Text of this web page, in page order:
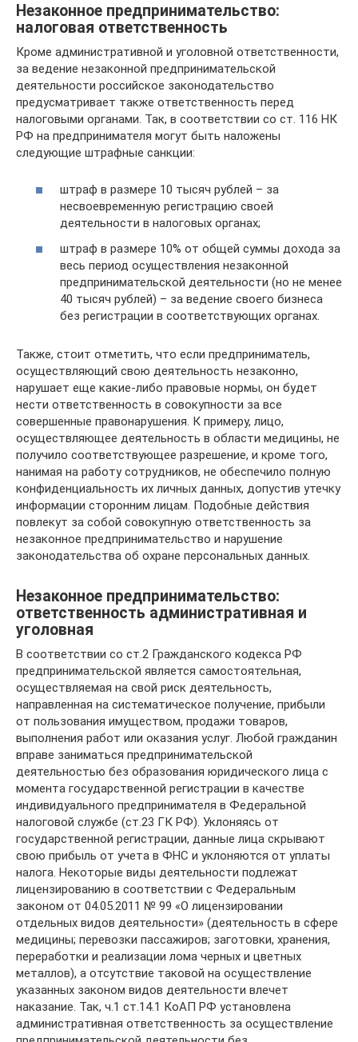
Незаконное предпринимательство:
налоговая ответственность
Кроме административной и уголовной ответственности,
за ведение незаконной предпринимательской
деятельности российское законодательство
предусматривает также ответственность перед
налоговыми органами. Так, в соответствии со ст. 116 НК
РФ на предпринимателя могут быть наложены
следующие штрафные санкции:
штраф в размере 10 тысяч рублей – за
несвоевременную регистрацию своей
деятельности в налоговых органах;
штраф в размере 10% от общей суммы дохода за
весь период осуществления незаконной
предпринимательской деятельности (но не менее
40 тысяч рублей) – за ведение своего бизнеса
без регистрации в соответствующих органах.
Также, стоит отметить, что если предприниматель,
осуществляющий свою деятельность незаконно,
нарушает еще какие-либо правовые нормы, он будет
нести ответственность в совокупности за все
совершенные правонарушения. К примеру, лицо,
осуществляющее деятельность в области медицины, не
получило соответствующее разрешение, и кроме того,
нанимая на работу сотрудников, не обеспечило полную
конфиденциальность их личных данных, допустив утечку
информации сторонним лицам. Подобные действия
повлекут за собой совокупную ответственность за
незаконное предпринимательство и нарушение
законодательства об охране персональных данных.
Незаконное предпринимательство:
ответственность административная и
уголовная
В соответствии со ст.2 Гражданского кодекса РФ
предпринимательской является самостоятельная,
осуществляемая на свой риск деятельность,
направленная на систематическое получение, прибыли
от пользования имуществом, продажи товаров,
выполнения работ или оказания услуг. Любой гражданин
вправе заниматься предпринимательской
деятельностью без образования юридического лица с
момента государственной регистрации в качестве
индивидуального предпринимателя в Федеральной
налоговой службе (ст.23 ГК РФ). Уклоняясь от
государственной регистрации, данные лица скрывают
свою прибыль от учета в ФНС и уклоняются от уплаты
налога. Некоторые виды деятельности подлежат
лицензированию в соответствии с Федеральным
законом от 04.05.2011 № 99 «О лицензировании
отдельных видов деятельности» (деятельность в сфере
медицины; перевозки пассажиров; заготовки, хранения,
переработки и реализации лома черных и цветных
металлов), а отсутствие таковой на осуществление
указанных законом видов деятельности влечет
наказание. Так, ч.1 ст.14.1 КоАП РФ установлена
административная ответственность за осуществление